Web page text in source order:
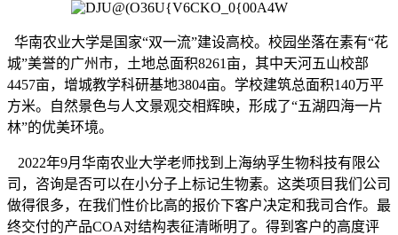
华南农业大学是国家“双一流”建设高校。校园坐落在素有“花
城”美誉的广州市，土地总面积8261亩，其中天河五山校部
4457亩，增城教学科研基地3804亩。学校建筑总面积140万平
方米。自然景色与人文景观交相辉映，形成了“五湖四海一片
林”的优美环境。
2022年9月华南农业大学老师找到上海纳孚生物科技有限公
司，咨询是否可以在小分子上标记生物素。这类项目我们公司
做得很多，在我们性价比高的报价下客户决定和我司合作。最
终交付的产品COA对结构表征清晰明了。得到客户的高度评